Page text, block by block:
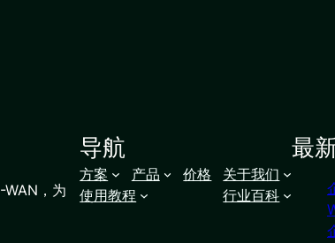
WAN，为
导航
方案 产品 价格
关于我们
使用教程
行业百科
最